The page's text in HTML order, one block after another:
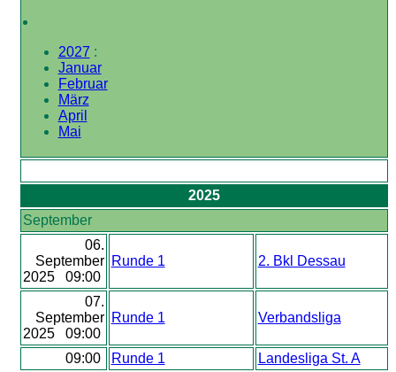
2027 :
Januar
Februar
März
April
Mai
2025
September
06.
September
2025 09:00
Runde 1 2. Bkl Dessau
07.
September
2025 09:00
Runde 1 Verbandsliga
09:00 Runde 1
Landesliga St. A